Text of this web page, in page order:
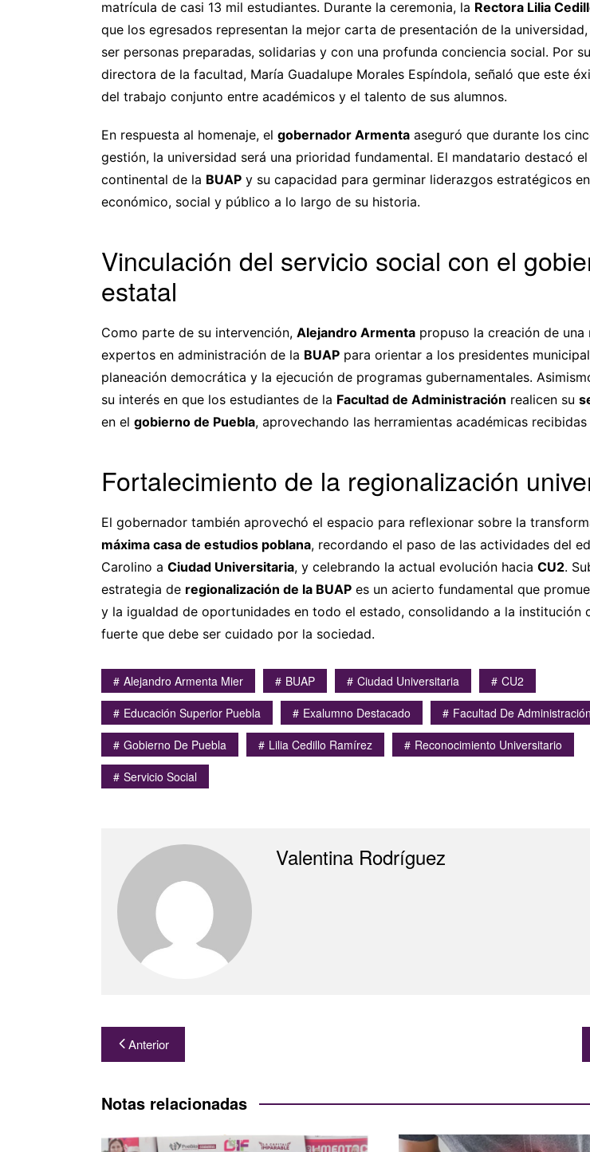
matrícula de casi 13 mil estudiantes. Durante la ceremonia, la Rectora Lilia
que los egresados representan la mejor carta de presentación de la
ser personas preparadas, solidarias y con una profunda conciencia social. Por
directora de la facultad, María Guadalupe Morales Espíndola, señaló que este
del trabajo conjunto entre académicos y el talento de sus alumnos.
En respuesta al homenaje, el gobernador Armenta aseguró que durante los
gestión, la universidad será una prioridad fundamental. El mandatario destacó
continental de la BUAP y su capacidad para germinar liderazgos estratégicos
económico, social y público a lo largo de su historia.
Vinculación del servicio social con el
estatal
Como parte de su intervención, Alejandro Armenta propuso la creación de una
expertos en administración de la BUAP para orientar a los presidentes
planeación democrática y la ejecución de programas gubernamentales.
su interés en que los estudiantes de la Facultad de Administración realicen su
en el gobierno de Puebla, aprovechando las herramientas académicas recibidas
Fortalecimiento de la regionalización
El gobernador también aprovechó el espacio para reflexionar sobre la
máxima casa de estudios poblana, recordando el paso de las actividades del
Carolino a Ciudad Universitaria, y celebrando la actual evolución hacia CU2.
estrategia de regionalización de la BUAP es un acierto fundamental que
y la igualdad de oportunidades en todo el estado, consolidando a la institución
fuerte que debe ser cuidado por la sociedad.
Alejandro Armenta Mier BUAP Ciudad Universitaria
CU2
Educación Superior Puebla
Exalumno Destacado
Facultad De Administración
Gobierno De Puebla
Lilia Cedillo Ramírez
Reconocimiento Universitario
Servicio Social
Valentina Rodríguez
Navegación
de
entradas
Anterior
Notas relacionadas